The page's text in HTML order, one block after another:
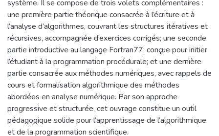
système. Il se compose de trois volets complémentaires :
une première partie théorique consacrée à l’écriture et à
l’analyse d’algorithmes, couvrant les structures itératives et
récursives, accompagnée d’exercices corrigés; une seconde
partie introductive au langage Fortran77, conçue pour initier
l’étudiant à la programmation procédurale; et une dernière
partie consacrée aux méthodes numériques, avec rappels de
cours et formalisation algorithmique des méthodes
abordées en analyse numérique. Par son approche
progressive et structurée, cet ouvrage constitue un outil
pédagogique solide pour l’apprentissage de l’algorithmique
et de la programmation scientifique.